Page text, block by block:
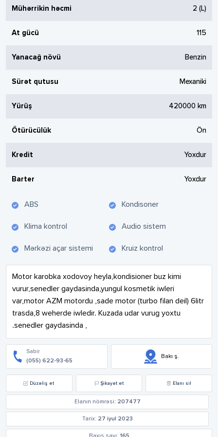
Mühərrikin həcmi 2 (L)
At gücü 115
Yanacağ növü Benzin
Sürət qutusu Mexaniki
Yürüş 420000 km
Ötürücülük Ön
Kredit Yoxdur
Barter Yoxdur
ABS Kondisoner
Klima kontrol Audio sistem
Mərkəzi açar sistemi Kruiz kontrol
Motor karobka xodovoy heyla,kondisioner buz kimi
vurur,senedler gaydasinda,yungul kosmetik iwleri
var,motor AZM motordu ,sade motor (turbo filan deil) 6litr
trasda,8 weherde iwledir. Kuzada udar vurug yoxtu
.senedler gaydasinda ,
Sabir
(055) 622-93-65
Bakı ş.
Düzəliş et Şikayət et Elanı sil
Elanın nömrəsi: 207477
Tarix: 27 iyul 2023
Baxış sayı: 165